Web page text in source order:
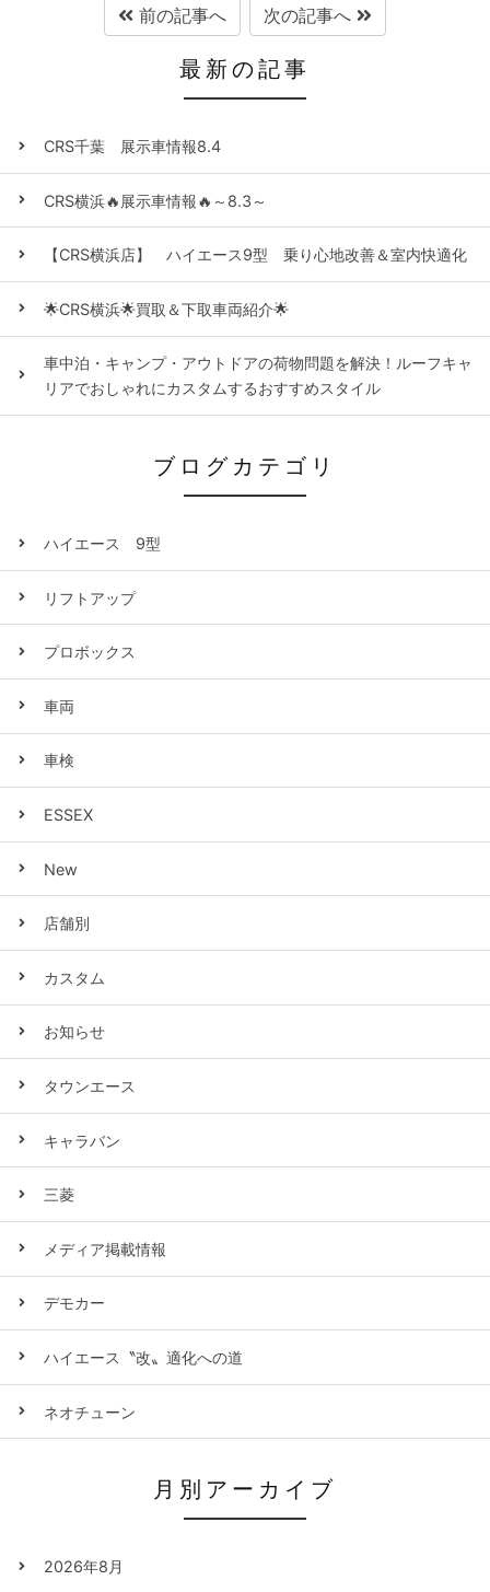
前の記事へ 次の記事へ
最新の記事
CRS千葉 展示車情報8.4
CRS横浜🔥展示車情報🔥～8.3～
【CRS横浜店】 ハイエース9型 乗り心地改善＆室内快適化
🌟CRS横浜🌟買取＆下取車両紹介🌟
車中泊・キャンプ・アウトドアの荷物問題を解決！ルーフキャ
リアでおしゃれにカスタムするおすすめスタイル
ブログカテゴリ
ハイエース 9型
リフトアップ
プロボックス
車両
車検
ESSEX
New
店舗別
カスタム
お知らせ
タウンエース
キャラバン
三菱
メディア掲載情報
デモカー
ハイエース〝改〟適化への道
ネオチューン
月別アーカイブ
2026年8月